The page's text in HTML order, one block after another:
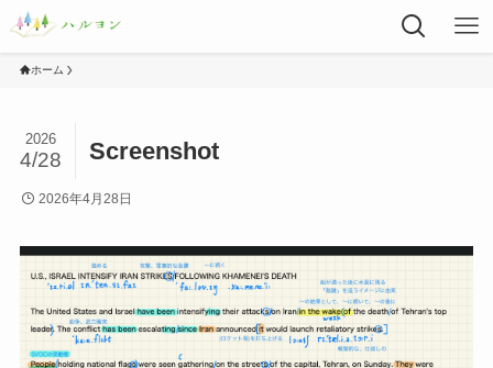
ホーム
Screenshot
2026
4/28
2026年4月28日